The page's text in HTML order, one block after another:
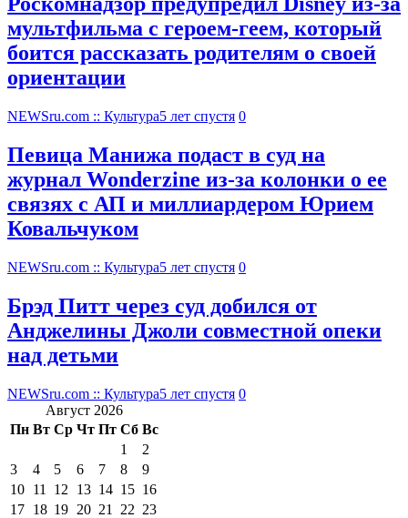
мультфильма c героем-геем, который
боится рассказать родителям о своей
ориентации
NEWSru.com :: Культура5 лет спустя 0
Певица Манижа подаст в суд на
журнал Wonderzine из-за колонки о ее
связях с АП и миллиардером Юрием
Ковальчуком
NEWSru.com :: Культура5 лет спустя 0
Брэд Питт через суд добился от
Анджелины Джоли совместной опеки
над детьми
NEWSru.com :: Культура5 лет спустя 0
Август 2026
Пн Вт Ср Чт Пт Сб Вс
1
2
3
4 5 6 7 8
9
10 11 12 13 14 15 16
17 18 19 20 21 22 23